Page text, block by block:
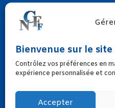
Bienvenue sur le site
Contrôlez vos préférences en
expérience personnalisée et
Accepter
Conseil
31, avenue de
75007 PARIS